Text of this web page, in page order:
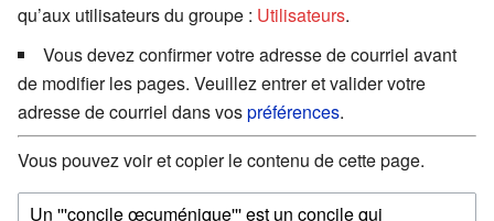
qu’aux utilisateurs du groupe : Utilisateurs.
Vous devez confirmer votre adresse de courriel avant
de modifier les pages. Veuillez entrer et valider votre
adresse de courriel dans vospréférences.
Vous pouvez voir et copier le contenu de cette page.